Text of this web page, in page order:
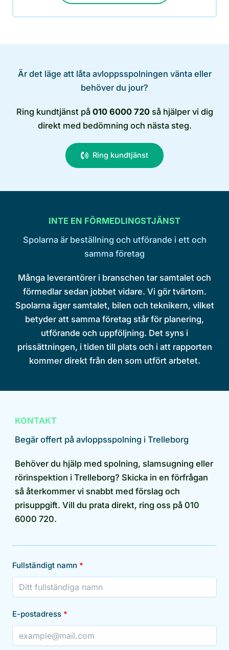
Är det läge att låta avloppsspolningen vänta eller
behöver du jour?
Ring kundtjänst på 010 6000 720så hjälper vi dig
direkt med bedömning och nästa steg.
Ring kundtjänst
INTE EN FÖRMEDLINGSTJÄNST
Spolarna är beställning och utförande i ett och
samma företag
Många leverantörer i branschen tar samtalet och
förmedlar sedan jobbet vidare. Vi gör tvärtom.
Spolarna äger samtalet, bilen och teknikern, vilket
betyder att samma företag står för planering,
utförande och uppföljning. Det syns i
prissättningen, i tiden till plats och i att rapporten
kommer direkt från den som utfört arbetet.
KONTAKT
Begär offert på avloppsspolning i Trelleborg
Behöver du hjälp med spolning, slamsugning eller
rörinspektion i Trelleborg? Skicka in en förfrågan
så återkommer vi snabbt med förslag och
prisuppgift. Vill du prata direkt, ring oss på 010
6000 720.
Fullständigt namn
E-postadress